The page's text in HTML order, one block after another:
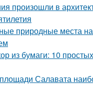
произошли в
природные места
из бумаги: 10
Салавата